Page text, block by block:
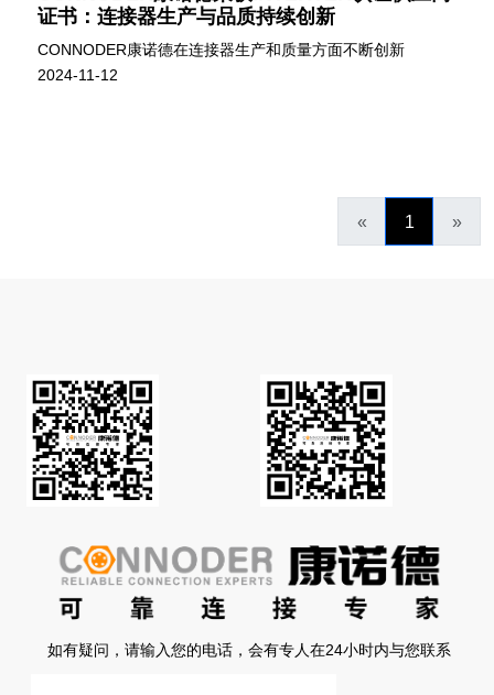
证书：连接器生产与品质持续创新
CONNODER康诺德在连接器生产和质量方面不断创新
2024-11-12
« 1 »
如有疑问，请输入您的电话，会有专人在24小时内与您联系